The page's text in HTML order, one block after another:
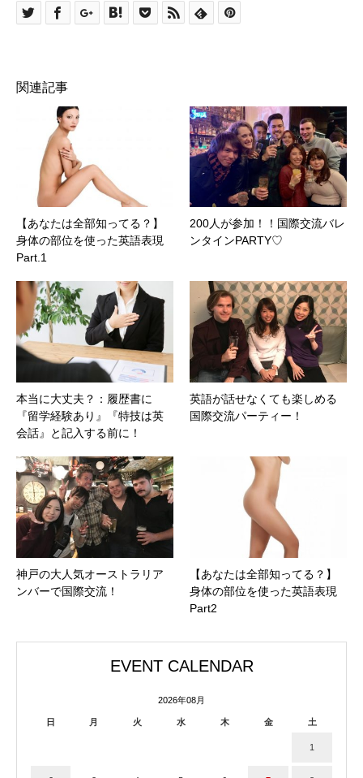
関連記事
【あなたは全部知ってる？】
身体の部位を使った英語表現
Part.1
200人が参加！！国際交流バレ
ンタインPARTY♡
本当に大丈夫？：履歴書に
『留学経験あり』『特技は英
会話』と記入する前に！
英語が話せなくても楽しめる
国際交流パーティー！
神戸の大人気オーストラリア
ンバーで国際交流！
【あなたは全部知ってる？】
身体の部位を使った英語表現
Part2
EVENT CALENDAR
2026年08月
日 月 火 水 木 金 土
1